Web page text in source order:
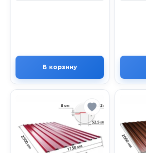
В корзину